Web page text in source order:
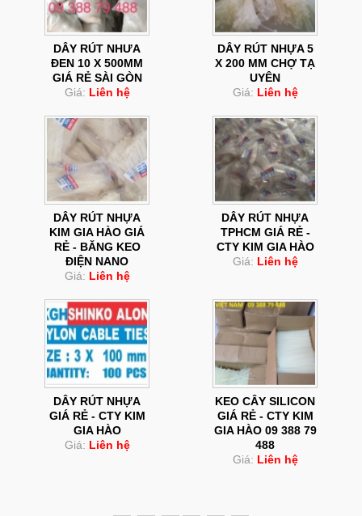
DÂY RÚT NHƯA
ĐEN 10 X 500MM
GIÁ RẺ SÀI GÒN
Giá: Liên hệ
DÂY RÚT NHỰA 5
X 200 MM CHỢ TẠ
UYÊN
Giá: Liên hệ
DÂY RÚT NHỰA
KIM GIA HÀO GIÁ
RẺ - BĂNG KEO
ĐIỆN NANO
Giá: Liên hệ
DÂY RÚT NHỰA
TPHCM GIÁ RẺ -
CTY KIM GIA HÀO
Giá: Liên hệ
DÂY RÚT NHỰA
GIÁ RẺ - CTY KIM
GIA HÀO
Giá: Liên hệ
KEO CÂY SILICON
GIÁ RẺ - CTY KIM
GIA HÀO 09 388 79
488
Giá: Liên hệ